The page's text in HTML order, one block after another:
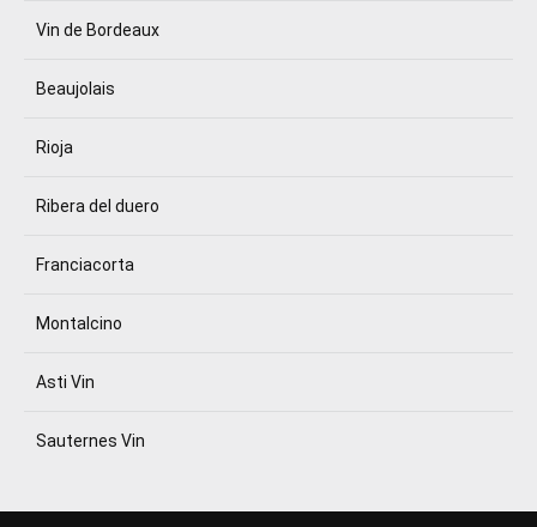
Vin de Bordeaux
Beaujolais
Rioja
Ribera del duero
Franciacorta
Montalcino
Asti Vin
Sauternes Vin